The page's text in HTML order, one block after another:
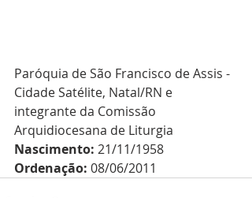
Paróquia de São Francisco de Assis -
Cidade Satélite, Natal/RN e
integrante da Comissão
Arquidiocesana de Liturgia
Nascimento: 21/11/1958
Ordenação: 08/06/2011